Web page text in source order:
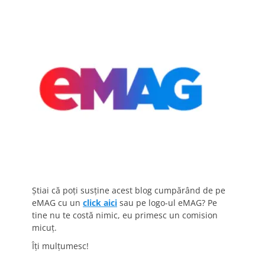
Știai că poți susține acest blog cumpărând de pe
eMAG cu un click aici sau pe logo-ul eMAG? Pe
tine nu te costă nimic, eu primesc un comision
micuț.
Îți mulțumesc!